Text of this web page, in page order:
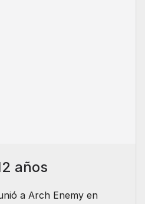
años
a Arch Enemy en